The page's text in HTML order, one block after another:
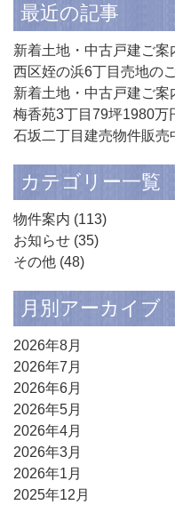
最近の記事
新着土地・中古戸建ご案
西区姪の浜6丁目売地の
新着土地・中古戸建ご案
梅香苑3丁目79坪1980万
石坂二丁目建売物件販売
カテゴリー一覧
物件案内 (113)
お知らせ (35)
その他 (48)
月別アーカイブ
2026年8月
2026年7月
2026年6月
2026年5月
2026年4月
2026年3月
2026年1月
2025年12月